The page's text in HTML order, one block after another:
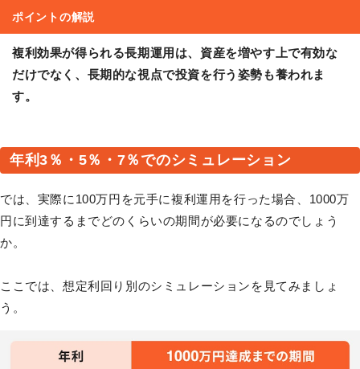
ポイントの解説
複利効果が得られる長期運用は、資産を増やす上で有効な
だけでなく、長期的な視点で投資を行う姿勢も養われま
す。
年利3％・5％・7％でのシミュレーション
では、実際に100万円を元手に複利運用を行った場合、1000万
円に到達するまでどのくらいの期間が必要になるのでしょう
か。
ここでは、想定利回り別のシミュレーションを見てみましょ
う。